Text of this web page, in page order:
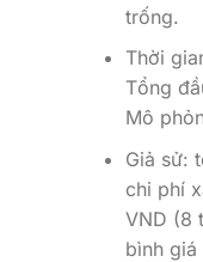
trống.
Thời
Tổng
Mô
Giả sử:
chi phí
VND (8
bình giá